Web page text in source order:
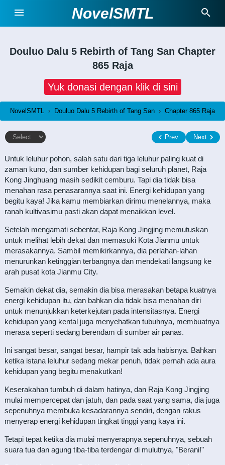
NovelSMTL
Douluo Dalu 5 Rebirth of Tang San Chapter
865 Raja
Yuk donasi dengan klik di sini
NovelSMTL › Douluo Dalu 5 Rebirth of Tang San › Chapter 865 Raja
Prev Next
Untuk leluhur pohon, salah satu dari tiga leluhur paling kuat di
zaman kuno, dan sumber kehidupan bagi seluruh planet, Raja
Kong Jinghuang masih sedikit cemburu. Tapi dia tidak bisa
menahan rasa penasarannya saat ini. Energi kehidupan yang
begitu kaya! Jika kamu membiarkan dirimu menelannya, maka
ranah kultivasimu pasti akan dapat menaikkan level.
Setelah mengamati sebentar, Raja Kong Jingjing memutuskan
untuk melihat lebih dekat dan memasuki Kota Jianmu untuk
merasakannya. Sambil memikirkannya, dia perlahan-lahan
menurunkan ketinggian terbangnya dan mendekati langsung ke
arah pusat kota Jianmu City.
Semakin dekat dia, semakin dia bisa merasakan betapa kuatnya
energi kehidupan itu, dan bahkan dia tidak bisa menahan diri
untuk menunjukkan keterkejutan pada intensitasnya. Energi
kehidupan yang kental juga menyehatkan tubuhnya, membuatnya
merasa seperti sedang berendam di sumber air panas.
Ini sangat besar, sangat besar, hampir tak ada habisnya. Bahkan
ketika istana leluhur sedang mekar penuh, tidak pernah ada aura
kehidupan yang begitu menakutkan!
Keserakahan tumbuh di dalam hatinya, dan Raja Kong Jingjing
mulai mempercepat dan jatuh, dan pada saat yang sama, dia juga
sepenuhnya membuka kesadarannya sendiri, dengan rakus
menyerap energi kehidupan tingkat tinggi yang kaya ini.
Tetapi tepat ketika dia mulai menyerapnya sepenuhnya, sebuah
suara tua dan agung tiba-tiba terdengar di mulutnya, "Berani!"